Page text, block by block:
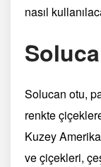
nasıl
Solucan otu,
renkte
Kuzey
ve çiçekleri,